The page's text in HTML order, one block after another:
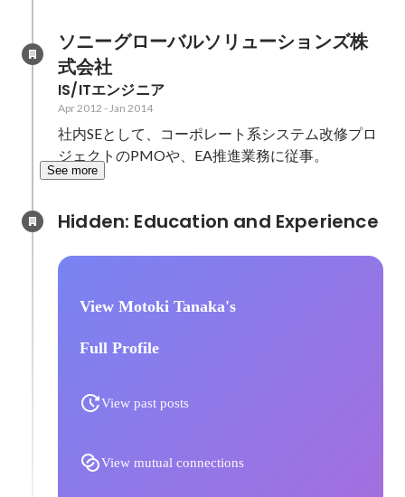
ソニーグローバルソリューションズ株
式会社
IS/ITエンジニア
Apr 2012 -Jan 2014
社内SEとして、コーポレート系システム改修プロ
ジェクトのPMOや、EA推進業務に従事。
See more
View Motoki Tanaka's
Full Profile
View past posts
View mutual connections